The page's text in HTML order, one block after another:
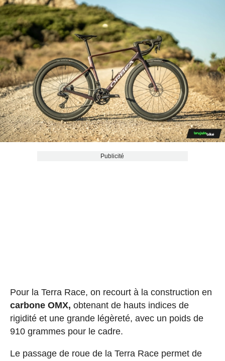
Publicité
Pour la Terra Race, on recourt à la construction en
carbone OMX, obtenant de hauts indices de
rigidité et une grande légèreté, avec un poids de
910 grammes pour le cadre.
Le passage de roue de la Terra Race permet de